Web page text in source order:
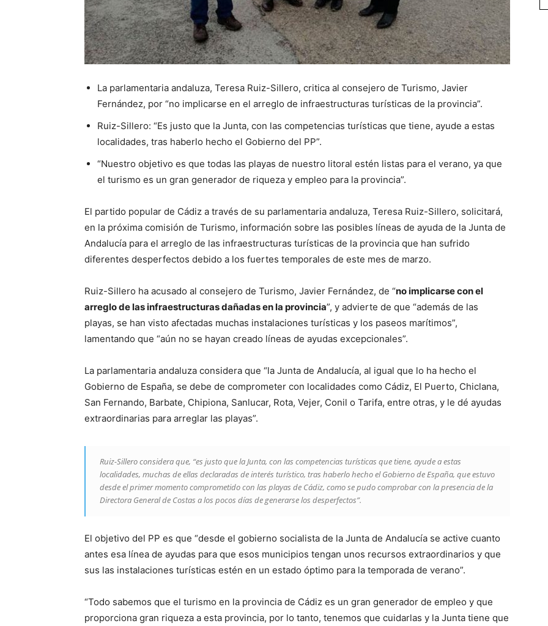
La parlamentaria andaluza, Teresa Ruiz-Sillero, critica al consejero de Turismo, Javier
Fernández, por “no implicarse en el arreglo de infraestructuras turísticas de la provincia”.
Ruiz-Sillero: “Es justo que la Junta, con las competencias turísticas que tiene, ayude a estas
localidades, tras haberlo hecho el Gobierno del PP”.
“Nuestro objetivo es que todas las playas de nuestro litoral estén listas para el verano, ya que
el turismo es un gran generador de riqueza y empleo para la provincia”.
El partido popular de Cádiz a través de su parlamentaria andaluza, Teresa Ruiz-Sillero, solicitará,
en la próxima comisión de Turismo, información sobre las posibles líneas de ayuda de la Junta de
Andalucía para el arreglo de las infraestructuras turísticas de la provincia que han sufrido
diferentes desperfectos debido a los fuertes temporales de este mes de marzo.
Ruiz-Sillero ha acusado al consejero de Turismo, Javier Fernández, de “no implicarse con el
arreglo de las infraestructuras dañadas en la provincia”, y advierte de que “además de las
playas, se han visto afectadas muchas instalaciones turísticas y los paseos marítimos”,
lamentando que “aún no se hayan creado líneas de ayudas excepcionales”.
La parlamentaria andaluza considera que “la Junta de Andalucía, al igual que lo ha hecho el
Gobierno de España, se debe de comprometer con localidades como Cádiz, El Puerto, Chiclana,
San Fernando, Barbate, Chipiona, Sanlucar, Rota, Vejer, Conil o Tarifa, entre otras, y le dé ayudas
extraordinarias para arreglar las playas”.
Ruiz-Sillero considera que, “es justo que la Junta, con las competencias turísticas que tiene, ayude a estas
localidades, muchas de ellas declaradas de interés turístico, tras haberlo hecho el Gobierno de España, que estuvo
desde el primer momento comprometido con las playas de Cádiz, como se pudo comprobar con la presencia de la
Directora General de Costas a los pocos días de generarse los desperfectos”.
El objetivo del PP es que “desde el gobierno socialista de la Junta de Andalucía se active cuanto
antes esa línea de ayudas para que esos municipios tengan unos recursos extraordinarios y que
sus las instalaciones turísticas estén en un estado óptimo para la temporada de verano”.
“Todo sabemos que el turismo en la provincia de Cádiz es un gran generador de empleo y que
proporciona gran riqueza a esta provincia, por lo tanto, tenemos que cuidarlas y la Junta tiene que